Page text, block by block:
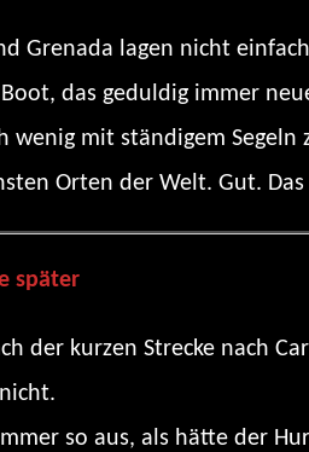
Grenada lagen nicht
das geduldig immer
wenig mit ständigem
Orten der Welt. Gut.
später
der kurzen Strecke nach
so aus, als hätte der